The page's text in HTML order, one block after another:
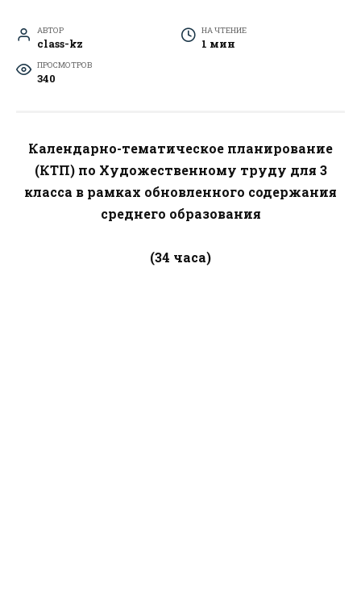
АВТОР
class-kz
НА ЧТЕНИЕ
1 мин
ПРОСМОТРОВ
340
Календарно-тематическое планирование
(КТП) по Художественному труду для 3
класса в рамках обновленного содержания
среднего образования
(34 часа)